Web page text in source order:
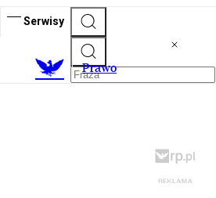
Serwisy
Prawo